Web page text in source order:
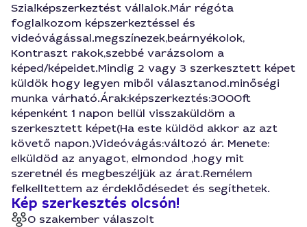
Szia!képszerkeztést vállalok.Már régóta
foglalkozom képszerkeztéssel és
videóvágással.megszínezek,beárnyékolok,
Kontraszt rakok,szebbé varázsolom a
képed/képeidet.Mindig 2 vagy 3 szerkesztett képet
küldök hogy legyen miből választanod.minőségi
munka várható.Árak:képszerkeztés:3000ft
képenként 1 napon bellül visszaküldöm a
szerkesztett képet(Ha este küldöd akkor az azt
követő napon.)Videóvágás:változó ár. Menete:
elküldöd az anyagot, elmondod ,hogy mit
szeretnél és megbeszéljük az árat.Remélem
felkelltettem az érdeklődésedet és segíthetek.
Kép szerkesztés olcsón!
0 szakember válaszolt